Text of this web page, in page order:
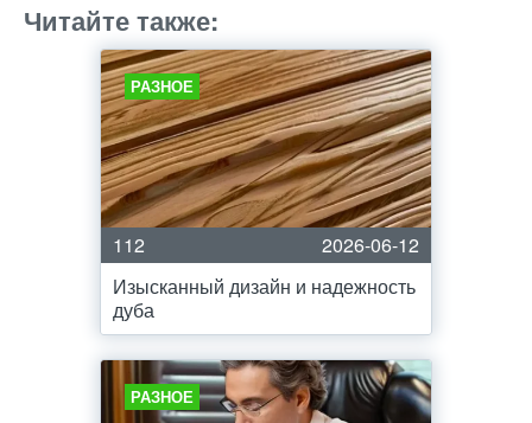
Читайте также:
РАЗНОЕ
112
2026-06-12
Изысканный дизайн и надежность
дуба
РАЗНОЕ